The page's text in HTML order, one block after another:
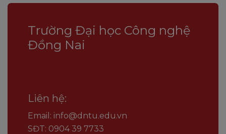
Trường Đại học Công nghệ
Đồng Nai
Liên hệ:
Email: info@dntu.edu.vn
SĐT: 0904 39 7733